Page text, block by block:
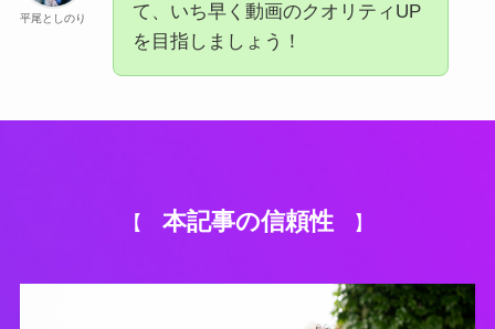
平尾としのり
て、いち早く動画のクオリティUP
を目指しましょう！
【 本記事の信頼性】